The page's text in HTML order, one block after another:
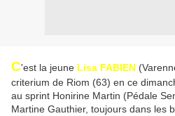
C'est la jeune Lisa FABIEN
criterium de Riom (63) en ce
au sprint Honirine Martin (Pédale
Martine Gauthier, toujours dans les